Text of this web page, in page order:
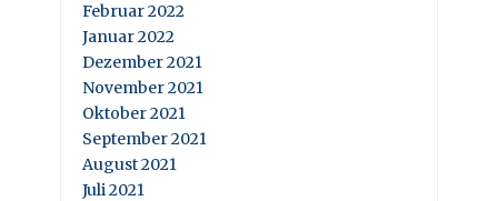
Februar 2022
Januar 2022
Dezember 2021
November 2021
Oktober 2021
September 2021
August 2021
Juli 2021